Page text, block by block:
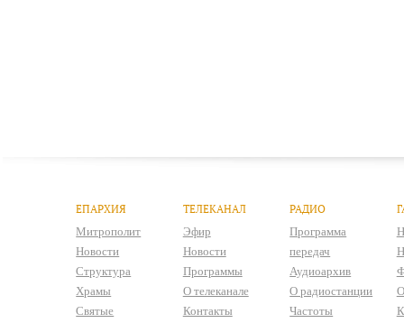
ЕПАРХИЯ
Митрополит
Новости
Структура
Храмы
Святые
ТЕЛЕКАНАЛ
Эфир
Новости
Программы
О телеканале
Контакты
РАДИО
Программа
передач
Аудиоархив
О радиостанции
Частоты